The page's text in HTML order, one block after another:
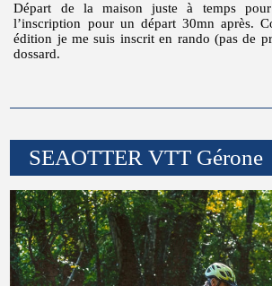
Départ de la maison juste à temps
l’inscription pour un départ 30mn après.
édition je me suis inscrit en rando (pas de
dossard.
SEAOTTER VTT Gérone